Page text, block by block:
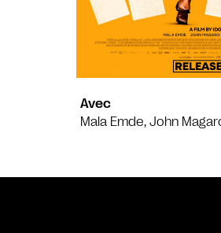
Avec
Mala Emde, John